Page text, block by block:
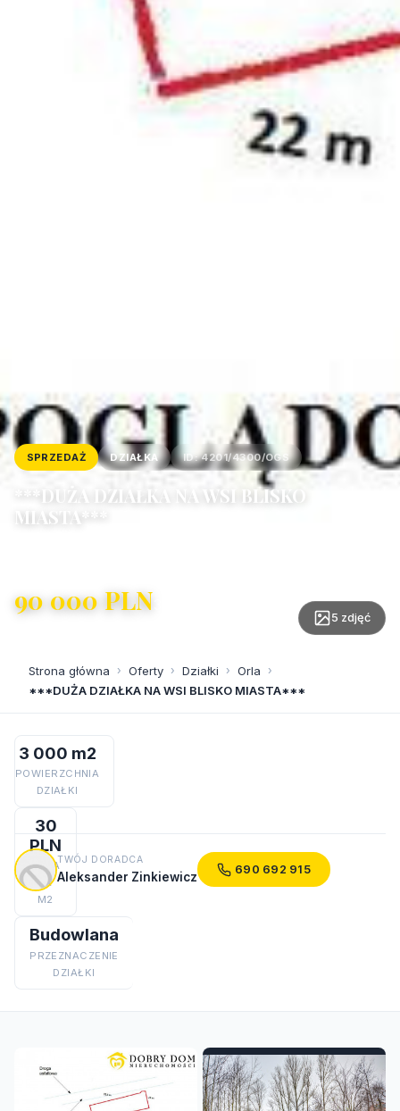
SPRZEDAŻ DZIAŁKA ID: 4201/4300/OGS
***DUŻA DZIAŁKA NA WSI BLISKO
MIASTA***
90 000 PLN
5 zdjęć
Strona główna › Oferty › Działki › Orla ›
***DUŻA DZIAŁKA NA WSI BLISKO MIASTA***
3 000 m2
POWIERZCHNIA
DZIAŁKI
30
PLN
CENA
ZA
M2
Budowlana
PRZEZNACZENIE
DZIAŁKI
TWÓJ DORADCA
Aleksander Zinkiewicz 690 692 915